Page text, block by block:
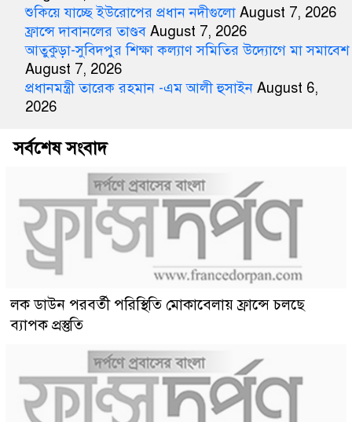
শুকিয়ে যাচ্ছে ইউরোপের প্রধান নদীগুলো August 7, 2026
ফ্রান্সে দাবানলের তাণ্ডব August 7, 2026
আতুকুড়া-সুবিদপুর শিক্ষা কল্যাণ সমিতির উদ্যোগে মা সমাবেশ
August 7, 2026
প্রধানমন্ত্রী তারেক রহমান -এম আলী হুসাইন August 6,
2026
সর্বশেষ সংবাদ
লক ডাউন পরবর্তী পরিস্থিতি মোকাবেলায় ফ্রান্সে চলছে
ব্যাপক প্রস্তুতি